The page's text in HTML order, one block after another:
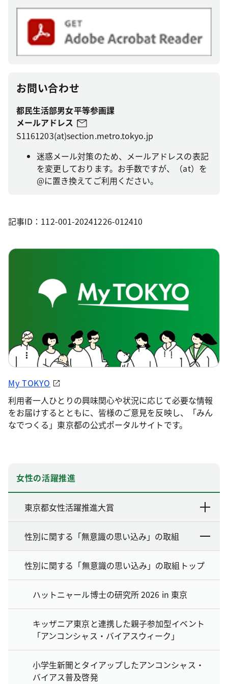
お問い合わせ
都民生活部男女平等参画課
メールアドレス
S1161203(at)section.metro.tokyo.jp
迷惑メール対策のため、メールアドレスの表記
を変更しております。お手数ですが、（at）を
@に置き換えてご利用ください。
記事ID：112-001-20241226-012410
My TOKYO
利用者一人ひとりの興味関心や状況に応じて必要な情報
をお届けするとともに、皆様のご意見を反映し、「みん
なでつくる」東京都の公式ポータルサイトです。
女性の活躍推進
東京都女性活躍推進大賞
性別に関する「無意識の思い込み」の取組
性別に関する「無意識の思い込み」の取組トップ
ハットニャール博士の研究所 2026 in 東京
キッザニア東京と連携した親子参加型イベント
「アンコンシャス・バイアスウィーク」
小学生新聞とタイアップしたアンコンシャス・
バイアス普及啓発